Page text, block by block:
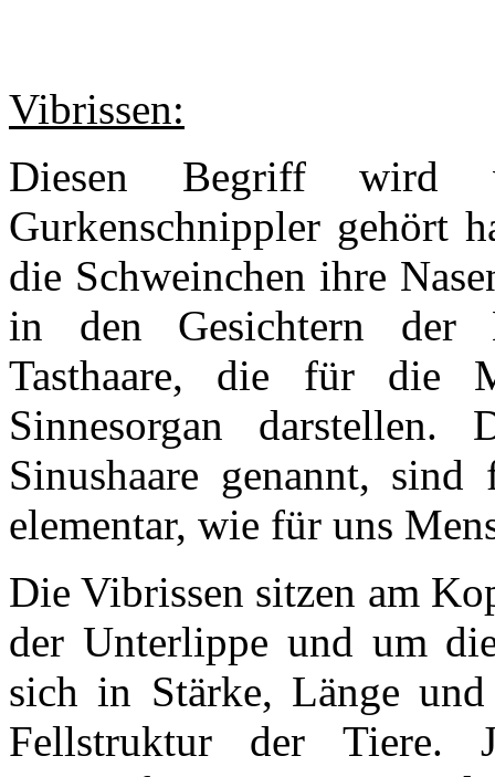
Vibrissen:
Diesen Begriff wird
Gurkenschnippler gehört
die Schweinchen ihre
in den Gesichtern der
Tasthaare, die für die
Sinnesorgan darstellen.
Sinushaare genannt,
elementar, wie für uns
Die Vibrissen sitzen am
der Unterlippe und um
sich in Stärke, Länge
Fellstruktur der Tiere.